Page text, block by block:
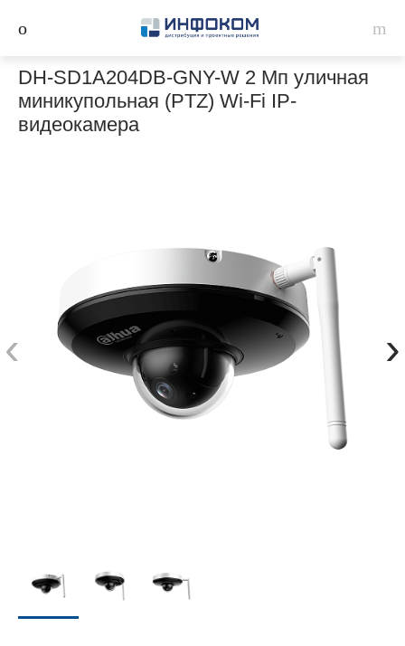
DH-SD1A204DB-GNY-W 2 Мп уличная
миникупольная (PTZ) Wi-Fi IP-
видеокамера
‹ ›